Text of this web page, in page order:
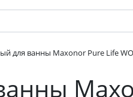
для ванны Maxonor Pure Life